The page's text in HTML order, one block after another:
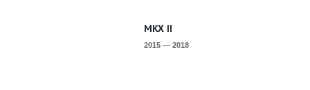
MKX II
2015— 2018